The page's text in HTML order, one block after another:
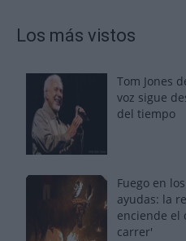
Los más vistos
Tom Jones
voz sigue
del tiempo
Fuego en
ayudas: la
enciende el
carrer'